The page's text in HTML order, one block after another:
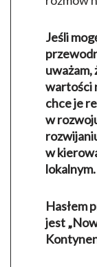
Jeśli
uważam,
wartości
chce je
w
w
lokalnym.
Hasłem
jest